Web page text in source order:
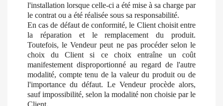
l'installation lorsque celle-ci a été mise à sa charge par
le contrat ou a été réalisée sous sa responsabilité.
En cas de défaut de conformité, le Client choisit entre
la réparation et le remplacement du produit.
Toutefois, le Vendeur peut ne pas procéder selon le
choix du Client si ce choix entraîne un coût
manifestement disproportionné au regard de l'autre
modalité, compte tenu de la valeur du produit ou de
l'importance du défaut. Le Vendeur procède alors,
sauf impossibilité, selon la modalité non choisie par le
Client.